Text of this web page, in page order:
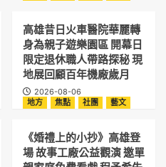
高雄昔日火車醫院華麗轉
身為親子遊樂園區 開幕日
限定退休職人帶路探秘 現
地展回顧百年機廠歲月
2026-08-06
地方 焦點 社團 藝文
《婚禮上的小抄》高雄登
場 故事工廠公益觀演 邀單